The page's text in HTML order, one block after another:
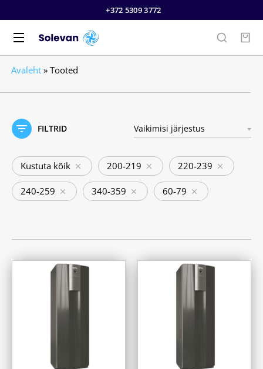
+372 5309 3772
Avaleht » Tooted
FILTRID
Kustuta kõik 200-219 220-239
240-259 340-359 60-79